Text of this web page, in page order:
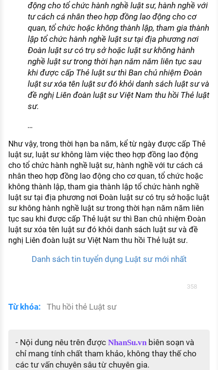
động cho tổ chức hành nghề luật sư, hành nghề với
tư cách cá nhân theo hợp đồng lao động cho cơ
quan, tổ chức hoặc không thành lập, tham gia thành
lập tổ chức hành nghề luật sư tại địa phương nơi
Đoàn luật sư có trụ sở hoặc luật sư không hành
nghề luật sư trong thời hạn năm năm liên tục sau
khi được cấp Thẻ luật sư thì Ban chủ nhiệm Đoàn
luật sư xóa tên luật sư đó khỏi danh sách luật sư và
đề nghị Liên đoàn luật sư Việt Nam thu hồi Thẻ luật
sư.
…
Như vậy, trong thời hạn ba năm, kể từ ngày được cấp Thẻ
luật sư, luật sư không làm việc theo hợp đồng lao động
cho tổ chức hành nghề luật sư, hành nghề với tư cách cá
nhân theo hợp đồng lao động cho cơ quan, tổ chức hoặc
không thành lập, tham gia thành lập tổ chức hành nghề
luật sư tại địa phương nơi Đoàn luật sư có trụ sở hoặc luật
sư không hành nghề luật sư trong thời hạn năm năm liên
tục sau khi được cấp Thẻ luật sư thì Ban chủ nhiệm Đoàn
luật sư xóa tên luật sư đó khỏi danh sách luật sư và đề
nghị Liên đoàn luật sư Việt Nam thu hồi Thẻ luật sư.
Danh sách tin tuyển dụng Luật sư mới nhất
358
Từ khóa: Thu hồi thẻ Luật sư
- Nội dung nêu trên được NhanSu.vnbiên soạn và
chỉ mang tính chất tham khảo, không thay thế cho
các tư vấn chuyên sâu từ chuyên gia.